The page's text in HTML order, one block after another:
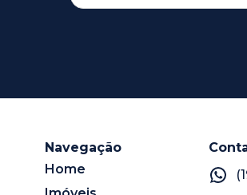
Navegação
Home